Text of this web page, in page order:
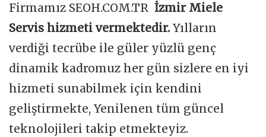
Firmamız SEOH.COM.TR İzmir Miele
Servis hizmeti vermektedir. Yılların
verdiği tecrübe ile güler yüzlü genç
dinamik kadromuz her gün sizlere en iyi
hizmeti sunabilmek için kendini
geliştirmekte, Yenilenen tüm güncel
teknolojileri takip etmekteyiz.